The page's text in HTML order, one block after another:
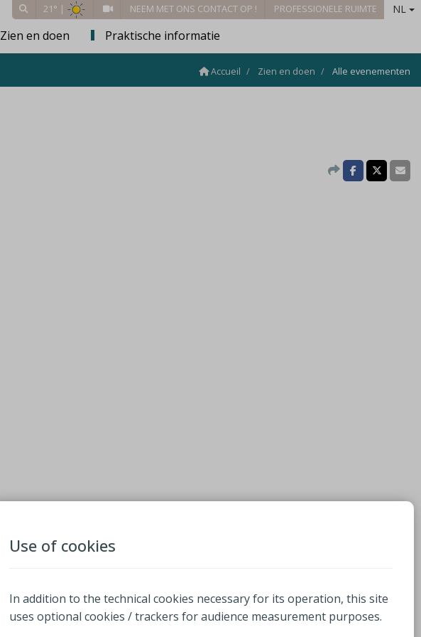
21° | NEEM MET ONS CONTACT OP ! PROFESSIONELE RUIMTE NL
Zien en doen Praktische informatie
Accueil Zien en doen Alle evenementen
Use of cookies
In addition to the technical cookies necessary for its operation, this site
uses optional cookies / trackers for audience measurement purposes.